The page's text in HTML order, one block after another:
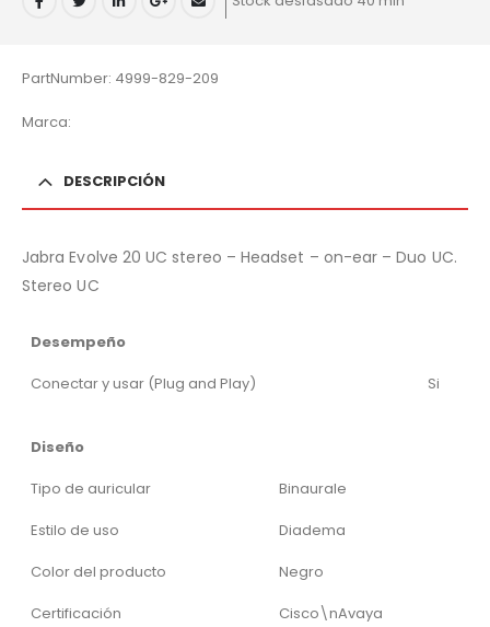
PartNumber: 4999-829-209
Marca:
DESCRIPCIÓN
Jabra Evolve 20 UC stereo – Headset – on-ear – Duo UC.
Stereo UC
Desempeño
Conectar y usar (Plug and Play)
Si
Diseño
Tipo de auricular
Binaurale
Estilo de uso
Diadema
Color del producto
Negro
Certificación
Cisco\nAvaya